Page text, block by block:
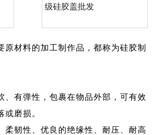
级硅胶盖批发
原材料的加工制作品，都称为硅胶制
、有弹性，包裹在物品外部，可有效
或磨损。
柔韧性、优良的绝缘性、耐压、耐高